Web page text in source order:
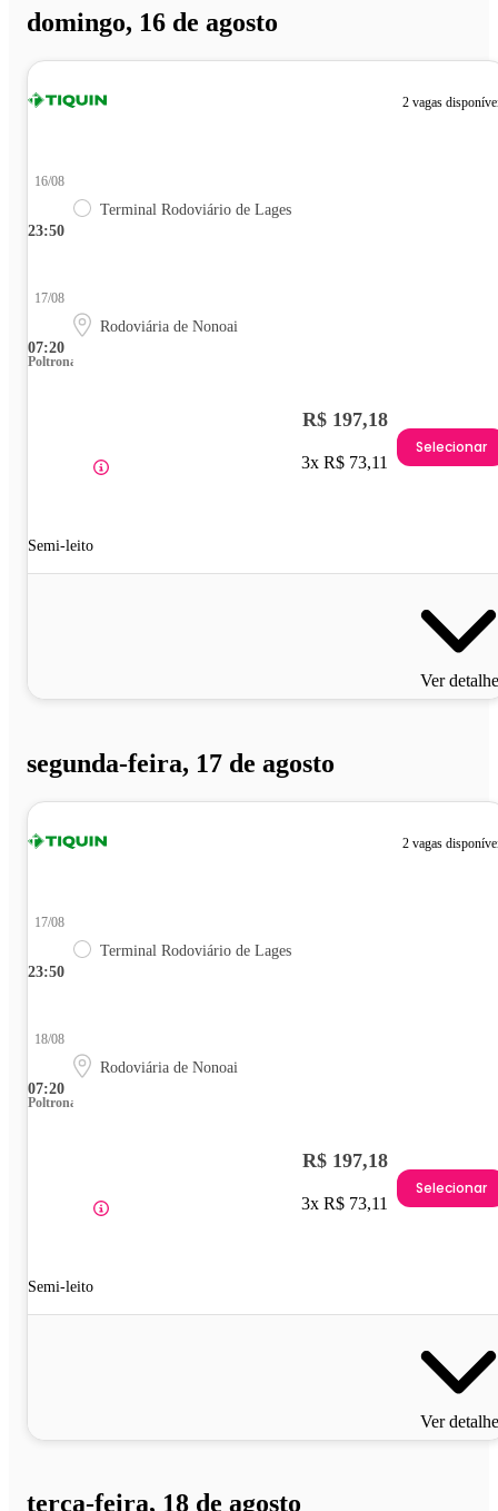
domingo, 16 de agosto
2 vagas
23:50
16/08
Terminal Rodoviário de Lages
07:20
17/08
Rodoviária de Nonoai
Poltrona
Semi-leito
R$ 197,18
3x R$ 73,11
Selecionar
Ver
segunda-feira, 17 de agosto
2 vagas
23:50
17/08
Terminal Rodoviário de Lages
07:20
18/08
Rodoviária de Nonoai
Poltrona
Semi-leito
R$ 197,18
3x R$ 73,11
Selecionar
Ver
terça-feira, 18 de agosto